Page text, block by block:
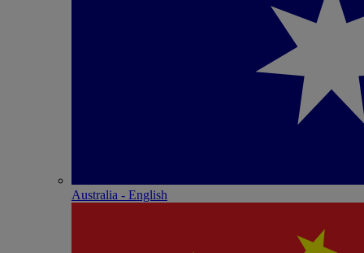
Australia - English